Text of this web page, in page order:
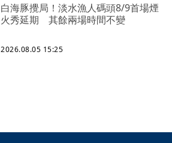
白海豚攪局！淡水漁人碼頭8/9首場煙
火秀延期 其餘兩場時間不變
2026.08.05 15:25